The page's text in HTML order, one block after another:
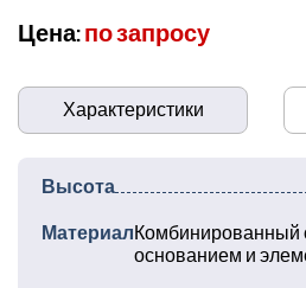
Цена:по запросу
Характеристики
Высота
МатериалКомбинированный
основанием и